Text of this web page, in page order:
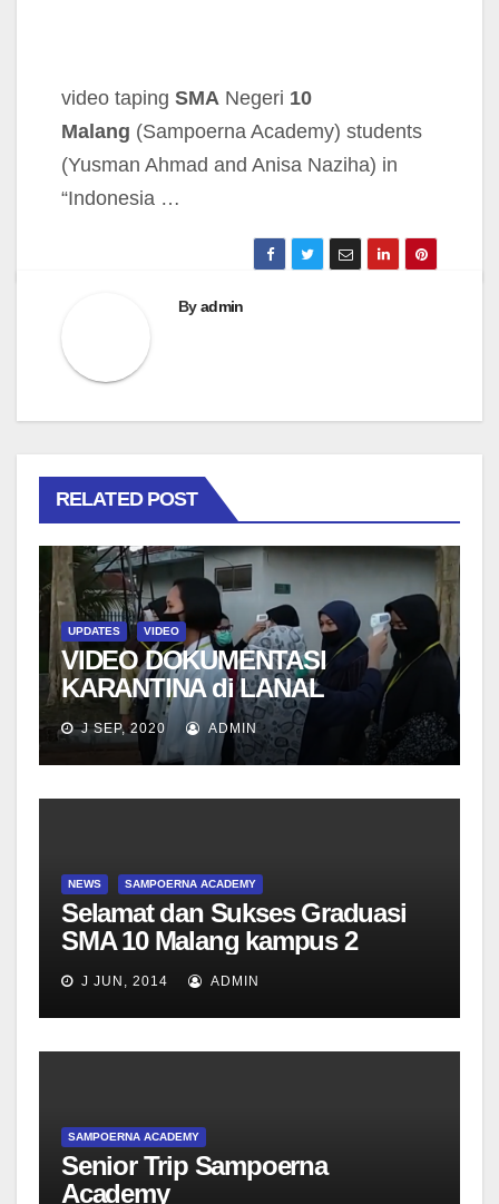
video taping SMA Negeri 10
Malang (Sampoerna Academy) students
(Yusman Ahmad and Anisa Naziha) in
“Indonesia …
Byadmin
RELATED POST
UPDATES VIDEO
VIDEO DOKUMENTASI
KARANTINA di LANAL
J SEP, 2020 ADMIN
NEWS SAMPOERNA ACADEMY
Selamat dan Sukses Graduasi
SMA 10 Malang kampus 2
J JUN, 2014 ADMIN
SAMPOERNA ACADEMY
Senior Trip Sampoerna
Academy